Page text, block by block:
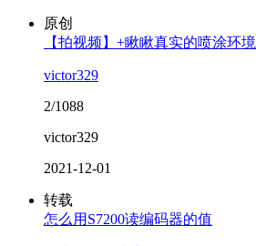
原创
【拍视频】+瞅瞅真实的喷涂环境
victor329
2/1088
victor329
2021-12-01
转载
怎么用S7200读编码器的值